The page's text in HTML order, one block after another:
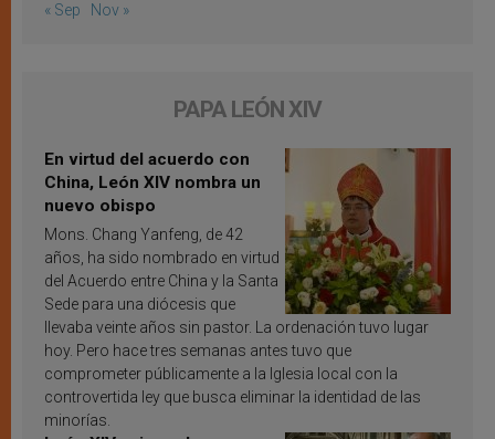
« Sep Nov »
PAPA LEÓN XIV
En virtud del acuerdo con
China, León XIV nombra un
nuevo obispo
Mons. Chang Yanfeng, de 42
años, ha sido nombrado en virtud
del Acuerdo entre China y la Santa
Sede para una diócesis que
llevaba veinte años sin pastor. La ordenación tuvo lugar
hoy. Pero hace tres semanas antes tuvo que
comprometer públicamente a la Iglesia local con la
controvertida ley que busca eliminar la identidad de las
minorías.